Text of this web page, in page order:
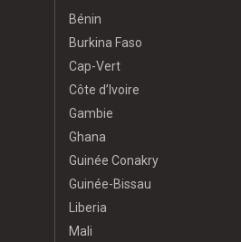
Bénin
Burkina Faso
Cap-Vert
Côte d’Ivoire
Gambie
Ghana
Guinée Conakry
Guinée-Bissau
Liberia
Mali